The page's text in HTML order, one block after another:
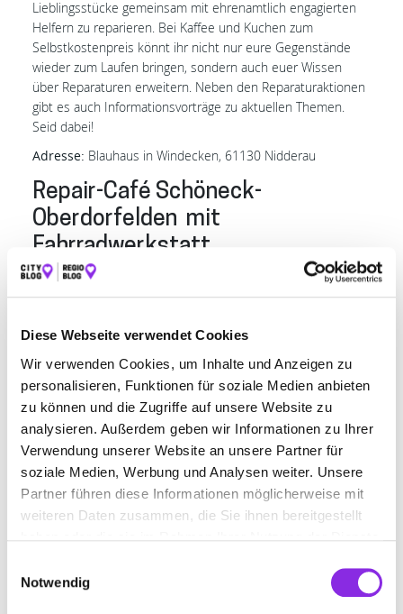
Diese Webseite verwendet Cookies
Wir verwenden Cookies, um Inhalte und Anzeigen zu
personalisieren, Funktionen für soziale Medien anbieten
zu können und die Zugriffe auf unsere Website zu
analysieren. Außerdem geben wir Informationen zu Ihrer
Verwendung unserer Website an unsere Partner für
soziale Medien, Werbung und Analysen weiter. Unsere
Partner führen diese Informationen möglicherweise mit
weiteren Daten zusammen, die Sie ihnen bereitgestellt
Notwendig
Lieblingsstücke gemeinsam mit ehrenamtlich engagierten
Helfern zu reparieren. Bei Kaffee und Kuchen zum
Selbstkostenpreis könnt ihr nicht nur eure Gegenstände
wieder zum Laufen bringen, sondern auch euer Wissen
über Reparaturen erweitern. Neben den Reparaturaktionen
gibt es auch Informationsvorträge zu aktuellen Themen.
Seid dabei!
Adresse: Blauhaus in Windecken, 61130 Nidderau
Repair-Café Schöneck-
Oberdorfelden mit
Fahrradwerkstatt
ImRepair-Café Schöneck-Oberndorf
könnt ihr jeden
vierten Samstag im Monatvon14:00 bis 17:00 Uhr
Kaffee und einem Stück Kuchen wird die Zeit versüßt,
während ihr darauf wartet, dass euer Lieblingsstück wieder
in Betrieb genommen wird. Toaster, Lampen, Kleidung – hier
könnt ihr alles erst begutachten und danach repaieren
(lassen). Die Reparatur ist kostenlos, aber Spenden sind
gern gesehen.
Adresse:
Gemeindehaus in Oberdorfelden, Gartenstr. 3,
Repaircafe Alte Wagnerei
ImRepaircafé in der „Alten Wagnerei“
Wächtersbach